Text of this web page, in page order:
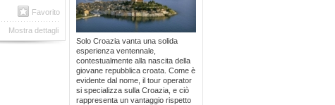
Mostra dettagli
Favorito
Solo Croazia vanta una solida
esperienza ventennale,
contestualmente alla nascita della
giovane repubblica croata. Come è
evidente dal nome, il tour operator
si specializza sulla Croazia, e ciò
rappresenta un vantaggio rispetto